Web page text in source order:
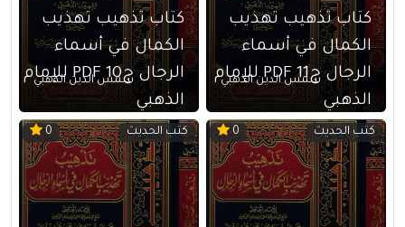
كتاب تذهيب تهذيب
الكمال في أسماء
الرجال ج11 PDF للإمام
الذهبي
شمس الدين الذهبي
كتاب تذهيب تهذيب
الكمال في أسماء
الرجال ج10 PDF للإمام
الذهبي
شمس الدين الذهبي
كتب الحديث 0 كتب الحديث 0